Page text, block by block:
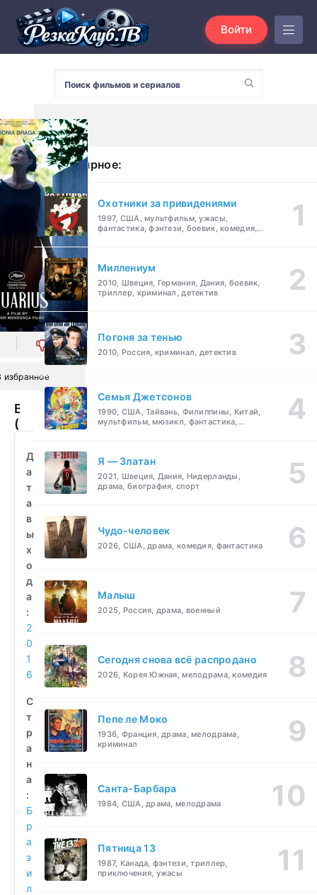
Войти
0
избранное
Водолей
(2016)
бесплатно
Д
а
т
а
в
ы
х
о
д
а
:
2
0
1
6
С
т
р
а
н
а
:
Б
р
а
з
и
л
Популярное:
Охотники за привидениями
1997, США, мультфильм, ужасы,
фантастика, фэнтези, боевик, комедия,
Миллениум
2010, Швеция, Германия, Дания, боевик,
триллер, криминал, детектив
Погоня за тенью
2010, Россия, криминал, детектив
Семья Джетсонов
1990, США, Тайвань, Филиппины, Китай,
мультфильм, мюзикл, фантастика,
Я — Златан
2021, Швеция, Дания, Нидерланды,
драма, биография, спорт
Чудо-человек
2026, США, драма, комедия, фантастика
Малыш
2025, Россия, драма, военный
Сегодня снова всё распродано
2026, Корея Южная, мелодрама, комедия
Пепе ле Моко
1936, Франция, драма, мелодрама,
криминал
Санта-Барбара
1984, США, драма, мелодрама
Пятница 13
1987, Канада, фэнтези, триллер,
приключения, ужасы